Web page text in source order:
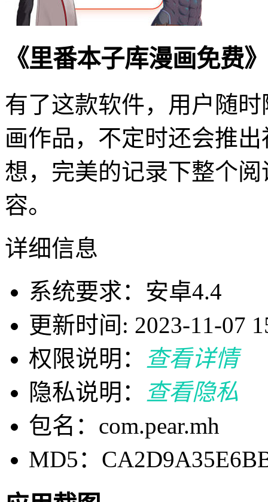
《里番本子库漫画免费
有了这款软件，用户随
画作品，不定时还会推
想，完美的记录下整个
容。
详细信息
系统要求：安卓4.4
更新时间: 2023-11-07
权限说明：
查看详情
隐私说明：
查看隐私
包名：com.pear.mh
MD5：